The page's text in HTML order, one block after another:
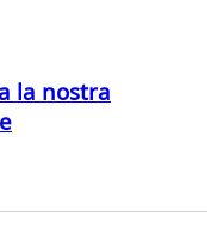
la nostra